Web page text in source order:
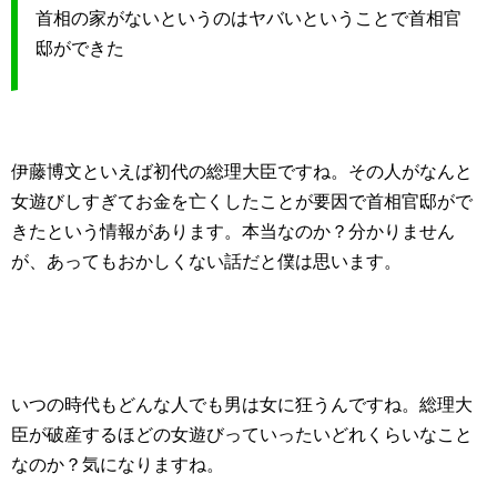
首相の家がないというのはヤバいということで首相官
邸ができた
伊藤博文といえば初代の総理大臣ですね。その人がなんと
女遊びしすぎてお金を亡くしたことが要因で首相官邸がで
きたという情報があります。本当なのか？分かりません
が、あってもおかしくない話だと僕は思います。
いつの時代もどんな人でも男は女に狂うんですね。総理大
臣が破産するほどの女遊びっていったいどれくらいなこと
なのか？気になりますね。